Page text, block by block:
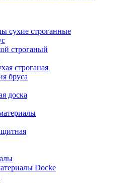
сухие строганные
строганый
строганая
бруса
доска
Docke